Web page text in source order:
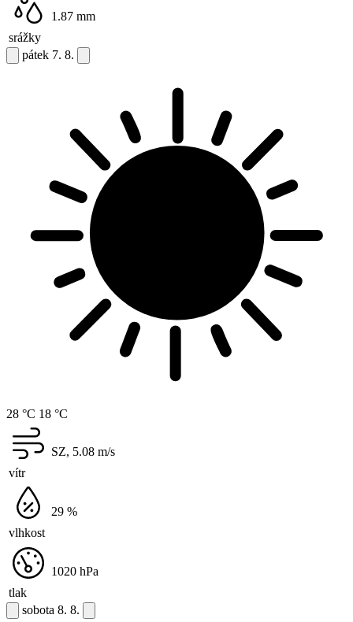
srážky
1.87 mm
pátek 7. 8.
28 °C 18 °C
vítr
SZ, 5.08 m/s
vlhkost
29 %
tlak
1020 hPa
sobota 8. 8.